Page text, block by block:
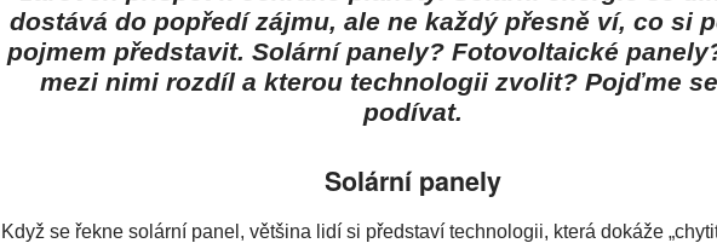
dostává do popředí zájmu, ale ne každý přesně ví, co si
pojmem představit. Solární panely? Fotovoltaické
mezi nimi rozdíl a kterou technologii zvolit? Pojďme
podívat.
Solární panely
Když se řekne solární panel, většina lidí si představí technologii, která dokáže